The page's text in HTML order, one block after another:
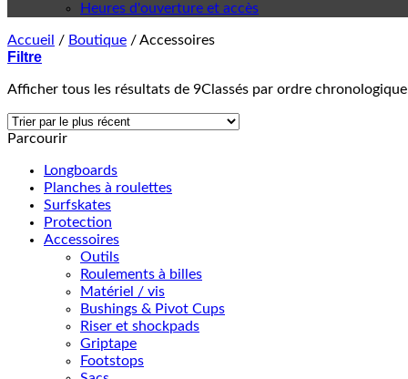
Heures d'ouverture et accès
Accueil / Boutique /Accessoires
Filtre
Afficher tous les résultats de 9Classés par ordre chronologique
Parcourir
Longboards
Planches à roulettes
Surfskates
Protection
Accessoires
Outils
Roulements à billes
Matériel / vis
Bushings & Pivot Cups
Riser et shockpads
Griptape
Footstops